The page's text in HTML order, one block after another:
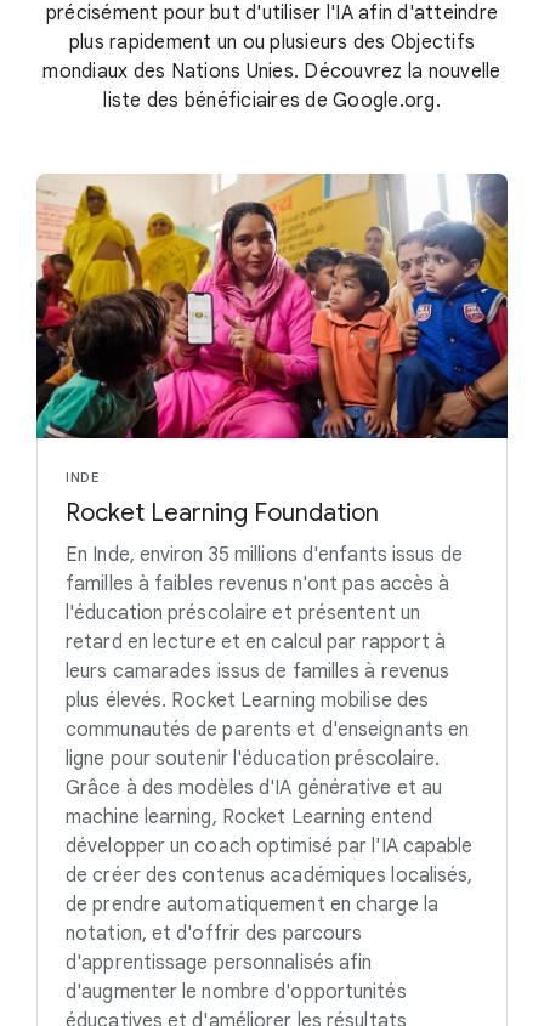
précisément pour but d'utiliser l'IA afin d'atteindre
plus rapidement un ou plusieurs des Objectifs
mondiaux des Nations Unies. Découvrez la nouvelle
liste des bénéficiaires de Google.org.
INDE
Rocket Learning Foundation
En Inde, environ 35 millions d'enfants issus de
familles à faibles revenus n'ont pas accès à
l'éducation préscolaire et présentent un
retard en lecture et en calcul par rapport à
leurs camarades issus de familles à revenus
plus élevés. Rocket Learning mobilise des
communautés de parents et d'enseignants en
ligne pour soutenir l'éducation préscolaire.
Grâce à des modèles d'IA générative et au
machine learning, Rocket Learning entend
développer un coach optimisé par l'IA capable
de créer des contenus académiques localisés,
de prendre automatiquement en charge la
notation, et d'offrir des parcours
d'apprentissage personnalisés afin
d'augmenter le nombre d'opportunités